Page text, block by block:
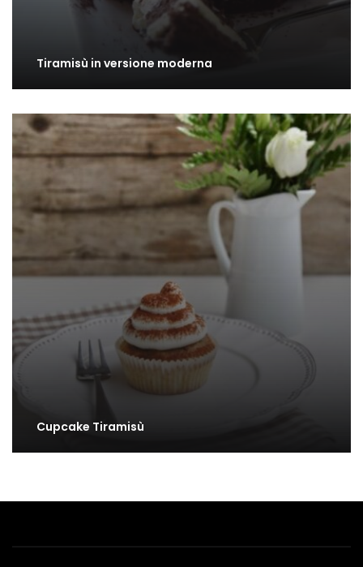
Tiramisù in versione moderna
Cupcake Tiramisù